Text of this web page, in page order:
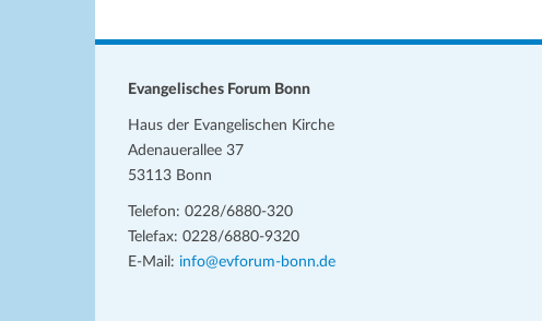
Evangelisches Forum Bonn
Haus der Evangelischen Kirche
Adenauerallee 37
53113 Bonn
Telefon: 0228/6880-320
Telefax: 0228/6880-9320
E-Mail: info@evforum-bonn.de